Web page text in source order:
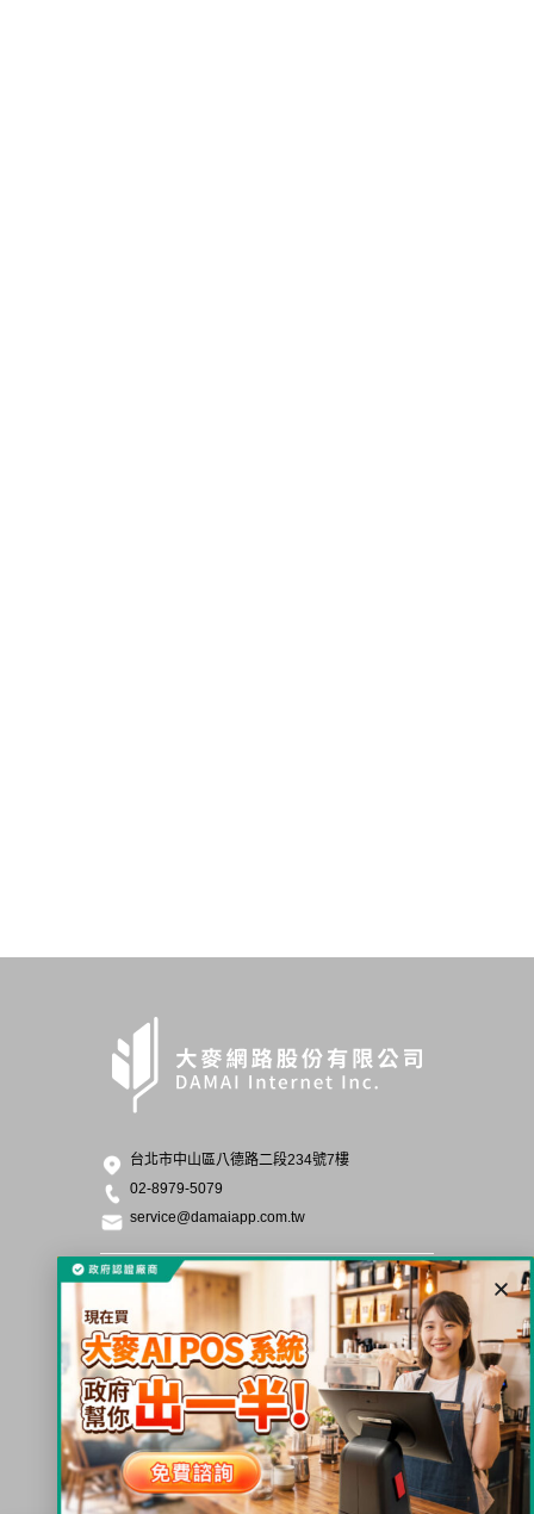
台北市中山區八德路二段234號7樓
02-8979-5079
service@damaiapp.com.tw
產品
合作店家
價格方案
隱私權政策
補助
方案